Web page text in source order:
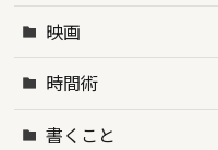
映画
時間術
書くこと